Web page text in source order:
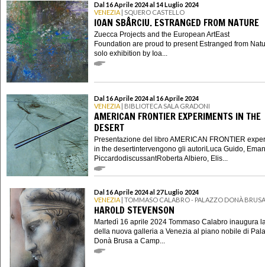
Dal 16 Aprile 2024 al 14 Luglio 2024
VENEZIA | SQUERO CASTELLO
IOAN SBÂRCIU. ESTRANGED FROM NATURE
Zuecca Projects and the European ArtEast
Foundation are proud to present Estranged from
solo exhibition by Ioa...
Dal 16 Aprile 2024 al 16 Aprile 2024
VENEZIA | BIBLIOTECA SALA GRADONI
AMERICAN FRONTIER EXPERIMENTS IN THE
DESERT
Presentazione del libro AMERICAN FRONTIER
in the desertintervengono gli autoriLuca Guido,
PiccardodiscussantRoberta Albiero, Elis...
Dal 16 Aprile 2024 al 27 Luglio 2024
VENEZIA | TOMMASO CALABRO - PALAZZO DONÀ BRUSA
HAROLD STEVENSON
Martedì 16 aprile 2024 Tommaso Calabro inaugura
della nuova galleria a Venezia al piano nobile di
Donà Brusa a Camp...